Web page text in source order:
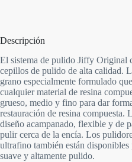
Descripción
El sistema de pulido Jiffy Original
cepillos de pulido de alta calidad.
grano especialmente formulado
cualquier material de resina
grueso, medio y fino para dar
restauración de resina compuesta.
diseño acampanado, flexible y de
pulir cerca de la encía. Los
ultrafino también están
suave y altamente pulido.